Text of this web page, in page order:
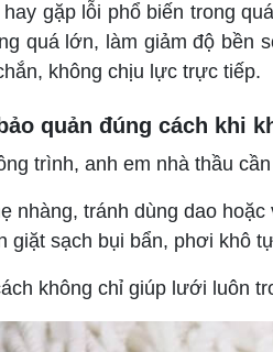
gặp lỗi phổ biến trong
quá lớn, làm giảm độ bền
không chịu lực trực tiếp.
quản đúng cách khi
trình, anh em nhà thầu
nhàng, tránh dùng dao
giặt sạch bụi bẩn, phơi khô
không chỉ giúp lưới luôn